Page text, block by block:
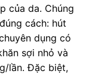
của da. Chúng
cách: hút
dụng có
sợi nhỏ và
lần. Đặc biệt,